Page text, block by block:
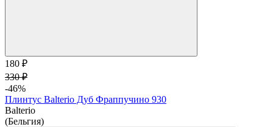
180 ₽
330 ₽
-46%
Плинтус Balterio Дуб Фраппучино 930
Balterio
(Бельгия)